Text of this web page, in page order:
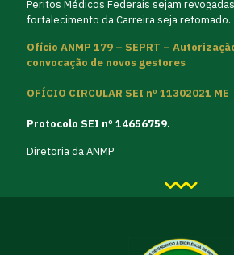
Peritos Médicos Federais sejam
fortalecimento da Carreira seja retomado.
Ofício ANMP 179 – SEPRT –
convocação de novos gestores
OFÍCIO CIRCULAR SEI nº 11302021 ME
Protocolo SEI nº 14656759.
Diretoria da ANMP